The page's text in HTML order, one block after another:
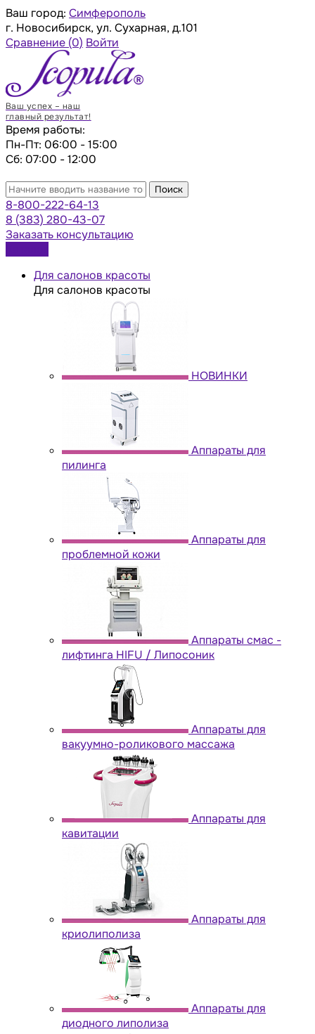
Ваш город: Симферополь
г. Новосибирск, ул. Сухарная, д.101
Сравнение (0) Войти
Ваш успех – наш
главный результат!
Время работы:
Пн-Пт: 06:00 - 15:00
Сб: 07:00 - 12:00
Поиск
8-800-222-64-13
8 (383) 280-43-07
Заказать консультацию
Для салонов красоты
Для салонов красоты
НОВИНКИ
Аппараты для
пилинга
Аппараты для
проблемной кожи
Аппараты cмас -
лифтинга HIFU / Липосоник
Аппараты для
вакуумно-роликового массажа
Аппараты для
кавитации
Аппараты для
криолиполиза
Аппараты для
диодного липолиза